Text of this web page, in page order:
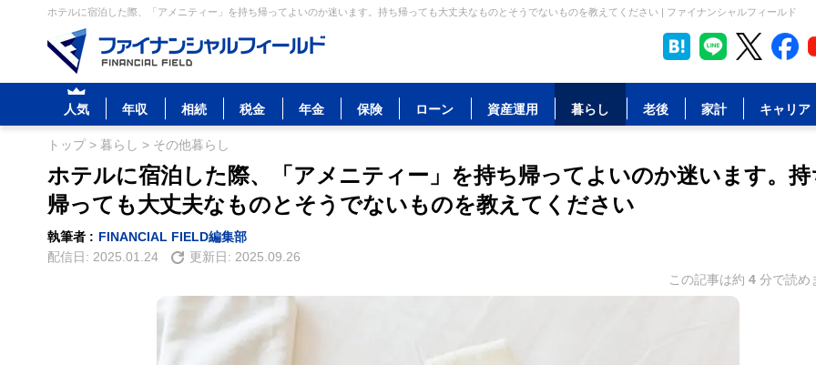
ホテルに宿泊した際、「アメニティー」を持ち帰ってよいのか迷います。持ち帰っても大丈夫なものとそうでないものを教えてください | ファイナンシャルフィールド
人気 年収 相続 税金 年金 保険 ローン 資産運用 暮らし 老後 家計 キャリア
トップ> 暮らし > その他暮らし
ホテルに宿泊した際、「アメニティー」を持ち帰ってよいのか迷います。持
帰っても大丈夫なものとそうでないものを教えてください
執筆者 : FINANCIAL FIELD編集部
配信日: 2025.01.24 更新日: 2025.09.26
この記事は約 4 分で読め